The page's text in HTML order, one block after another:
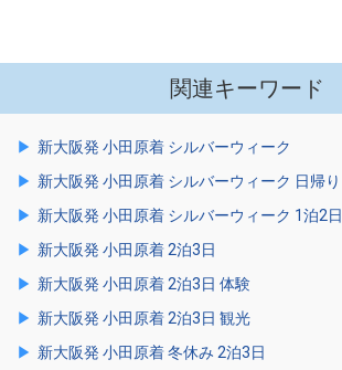
関連キーワード
新大阪発 小田原着 シルバーウィーク
新大阪発 小田原着 シルバーウィーク 日帰り
新大阪発 小田原着 シルバーウィーク 1泊2日
新大阪発 小田原着 2泊3日
新大阪発 小田原着 2泊3日 体験
新大阪発 小田原着 2泊3日 観光
新大阪発 小田原着 冬休み 2泊3日